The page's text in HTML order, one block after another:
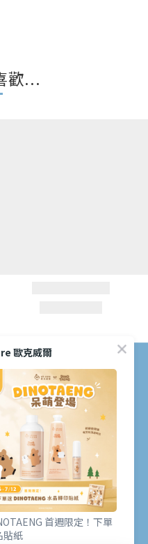
歡...
顧客服務
常見問題
購物流程
退換貨政策
條款與細則
歐克威爾
首週限定！下單
貼紙